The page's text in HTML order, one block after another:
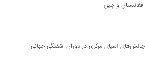
افغانستان و چین
چالش‌های آسیای مرکزی در دوران آشفتگی جهانی